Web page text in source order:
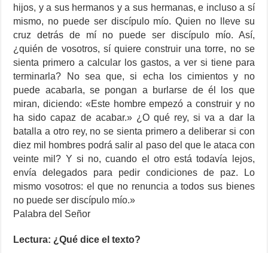
hijos, y a sus hermanos y a sus hermanas, e incluso a sí
mismo, no puede ser discípulo mío. Quien no lleve su
cruz detrás de mí no puede ser discípulo mío. Así,
¿quién de vosotros, sí quiere construir una torre, no se
sienta primero a calcular los gastos, a ver si tiene para
terminarla? No sea que, si echa los cimientos y no
puede acabarla, se pongan a burlarse de él los que
miran, diciendo: «Este hombre empezó a construir y no
ha sido capaz de acabar.» ¿O qué rey, si va a dar la
batalla a otro rey, no se sienta primero a deliberar si con
diez mil hombres podrá salir al paso del que le ataca con
veinte mil? Y si no, cuando el otro está todavía lejos,
envía delegados para pedir condiciones de paz. Lo
mismo vosotros: el que no renuncia a todos sus bienes
no puede ser discípulo mío.»
Palabra del Señor
Lectura: ¿Qué dice el texto?